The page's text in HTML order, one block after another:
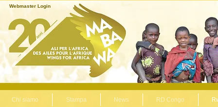
Webmaster Login
Chi siamo Stampa News RD Congo